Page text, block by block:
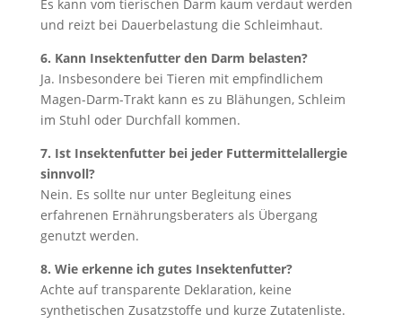
Es kann vom tierischen Darm kaum verdaut werden
und reizt bei Dauerbelastung die Schleimhaut.
6. Kann Insektenfutter den Darm belasten?
Ja. Insbesondere bei Tieren mit empfindlichem
Magen-Darm-Trakt kann es zu Blähungen, Schleim
im Stuhl oder Durchfall kommen.
7. Ist Insektenfutter bei jeder Futtermittelallergie
sinnvoll?
Nein. Es sollte nur unter Begleitung eines
erfahrenen Ernährungsberaters als Übergang
genutzt werden.
8. Wie erkenne ich gutes Insektenfutter?
Achte auf transparente Deklaration, keine
synthetischen Zusatzstoffe und kurze Zutatenliste.